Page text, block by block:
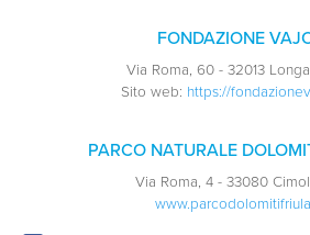
FONDAZIONE
Via Roma, 60 - 32013
Sito web: https://
PARCO NATURALE
Via Roma, 4 - 33080